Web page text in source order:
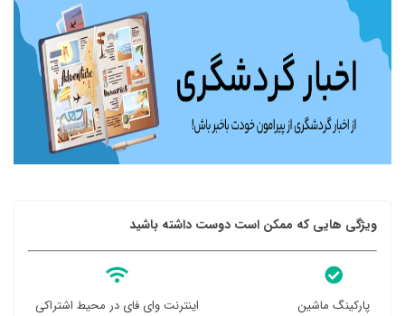
ویژگی هایی که ممکن است دوست داشته باشید
پارکینگ ماشین اینترنت وای فای در محیط اشتراکی